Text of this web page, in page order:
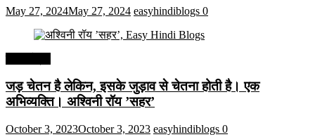
May 27, 2024May 27, 2024 easyhindiblogs 0
जड़ चेतन है लेकिन, इसके जुड़ाव से चेतना होती है। एक
अभिव्यक्ति। अश्विनी रॉय ’सहर’
October 3, 2023October 3, 2023 easyhindiblogs 0